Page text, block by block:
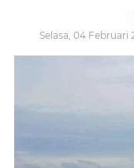
Selasa, 04 Februari